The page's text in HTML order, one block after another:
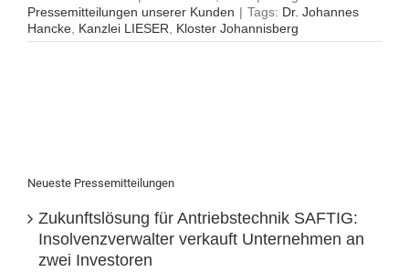
Pressemitteilungen unserer Kunden | Tags: Dr. Johannes
Hancke Kanzlei LIESER Kloster Johannisberg
Neueste Pressemitteilungen
Zukunftslösung für Antriebstechnik SAFTIG:
Insolvenzverwalter verkauft Unternehmen an
zwei Investoren